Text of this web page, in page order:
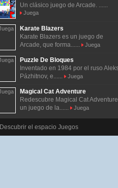
Un clásico juego de Arcade. ......
Juega
Karate Blazers
Karate Blazers es un juego de
Arcade, que forma......
Juega
Puzzle De Bloques
Inventado en 1984 por el ruso
Pázhitnov, e......
Juega
Magical Cat Adventure
Redescubre Magical Cat
un juego de la......
Juega
Descubrir el espacio Juegos